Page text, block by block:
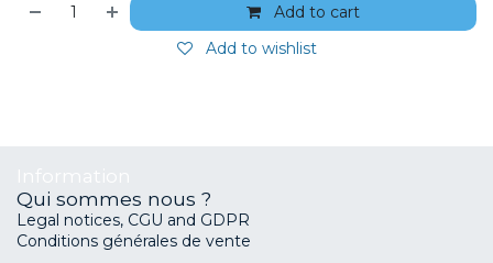
Add to cart
Add to wishlist
Qui sommes nous ?
Legal notices, CGU and GDPR
Conditions générales de vente